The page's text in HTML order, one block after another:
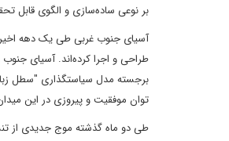
بر نوعی ساده‌سازی و الگوی قابل
آسیای جنوب غربی طی یک دهه اخیر
طراحی و اجرا کرده‌اند. آسیای
برجسته مدل سیاستگذاری "سطل
توان موفقیت و پیروزی در این
طی دو ماه گذشته موج جدیدی از